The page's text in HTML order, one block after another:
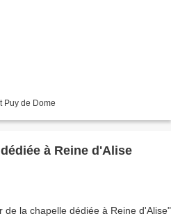
Puy de Dome
à Reine d'Alise